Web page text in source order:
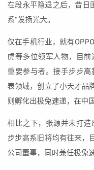
在段永平隐退之后，昔日
系”发扬光大。
仅在手机行业，就有
虎等多位领军人物，目
重要参与者。接手步步
表领域，创立了小天才品
则孵化出极兔速递，在中
相比之下，张源并未打
步步高系旧将均有往来，
公司董事，同时兼任极兔